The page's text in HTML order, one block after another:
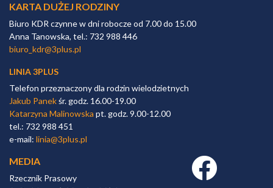
KARTA DUŻEJ RODZINY
Biuro KDR czynne w dni robocze od 7.00 do 15.00
Anna Tanowska, tel.: 732 988 446
biuro_kdr@3plus.pl
LINIA 3PLUS
Telefon przeznaczony dla rodzin wielodzietnych
Jakub Panekśr. godz. 16.00-19.00
Katarzyna Malinowska pt. godz. 9.00-12.00
tel.: 732 988 451
e-mail: linia@3plus.pl
MEDIA
Rzecznik Prasowy
Facebook link